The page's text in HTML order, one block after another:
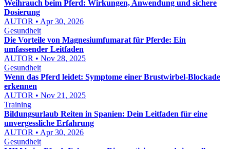
Weihrauch beim Pferd: Wirkungen, Anwendung und sichere
Dosierung
AUTOR • Apr 30, 2026
Gesundheit
Die Vorteile von Magnesiumfumarat für Pferde: Ein
umfassender Leitfaden
AUTOR • Nov 28, 2025
Gesundheit
Wenn das Pferd leidet: Symptome einer Brustwirbel-Blockade
erkennen
AUTOR • Nov 21, 2025
Training
Bildungsurlaub Reiten in Spanien: Dein Leitfaden für eine
unvergessliche Erfahrung
AUTOR • Apr 30, 2026
Gesundheit